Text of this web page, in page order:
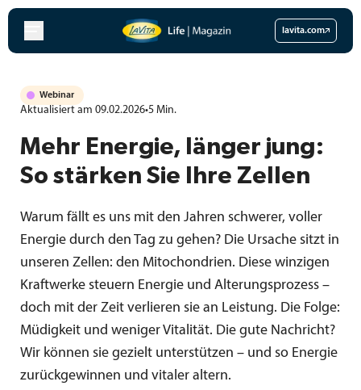
Zum
springen
lavita.com
Webinar
Aktualisiert am 09.02.2026•5 Min.
Mehr Energie, länger jung:
So stärken Sie Ihre Zellen
Warum fällt es uns mit den Jahren schwerer, voller
Energie durch den Tag zu gehen? Die Ursache sitzt in
unseren Zellen: den Mitochondrien. Diese winzigen
Kraftwerke steuern Energie und Alterungsprozess –
doch mit der Zeit verlieren sie an Leistung. Die Folge:
Müdigkeit und weniger Vitalität. Die gute Nachricht?
Wir können sie gezielt unterstützen – und so Energie
zurückgewinnen und vitaler altern.